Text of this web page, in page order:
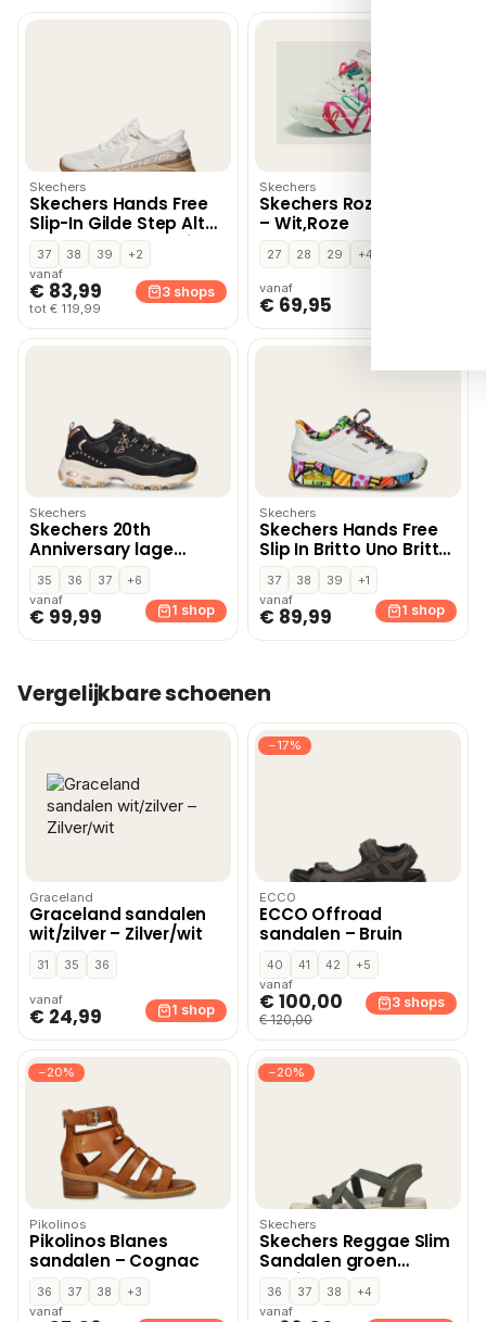
Skechers
Skechers Hands Free
Slip-In Gilde Step Altus
lage sneakers – Wit
37 38 39
+2
vanaf
€ 83,99
tot € 119,99
3 shops
Skechers
Skechers Roze SKR46
– Wit,Roze
27 28 29 +4
vanaf
€ 69,95
Skechers
Skechers 20th
Anniversary lage
sneakers – Zwart
35 36 37
+6
vanaf
€ 99,99 1 shop
Skechers
Skechers Hands Free
Slip In Britto Uno Britto
Landscape
instapschoenen – Wit
37 38 39
+1
vanaf
€ 89,99 1 shop
Vergelijkbare schoenen
Graceland
Graceland sandalen
wit/zilver – Zilver/wit
31 35 36
vanaf
€ 24,99 1 shop
−17%
ECCO
ECCO Offroad
sandalen – Bruin
40 41 42
+5
vanaf
€ 100,00
€ 120,00
3 shops
−20%
Pikolinos
Pikolinos Blanes
sandalen – Cognac
36 37 38
+3
vanaf
−20%
Skechers
Skechers Reggae Slim
Sandalen groen
Textiel
36 37 38
+4
vanaf